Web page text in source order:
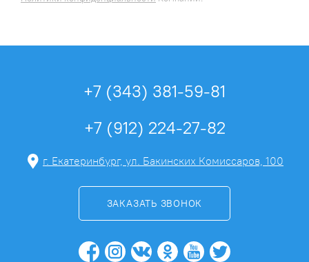
+7 (343) 381-59-81
+7 (912) 224-27-82
г. Екатеринбург, ул. Бакинских Комиссаров, 100
ЗАКАЗАТЬ ЗВОНОК